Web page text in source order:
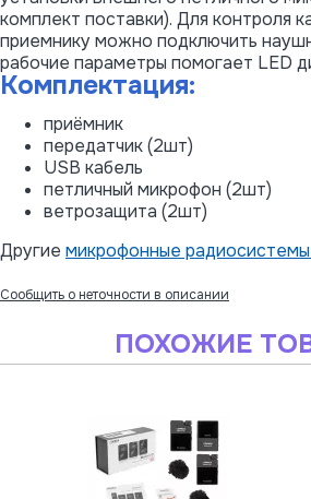
комплект поставки). Для контроля
приемнику можно подключить
рабочие параметры помогает LED
Комплектация:
приёмник
передатчик (2шт)
USB кабель
петличный микрофон (2шт)
ветрозащита (2шт)
Другие микрофонные радиосистемы
Сообщить о неточности в описании
ПОХОЖИЕ